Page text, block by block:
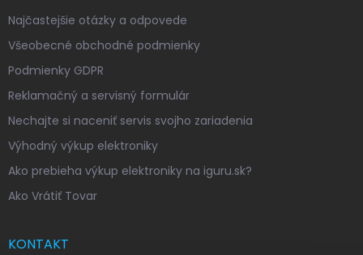
Najčastejšie otázky a odpovede
Všeobecné obchodné podmienky
Podmienky GDPR
Reklamačný a servisný formulár
Nechajte si naceniť servis svojho zariadenia
Výhodný výkup elektroniky
Ako prebieha výkup elektroniky na iguru.sk?
Ako Vrátiť Tovar
KONTAKT